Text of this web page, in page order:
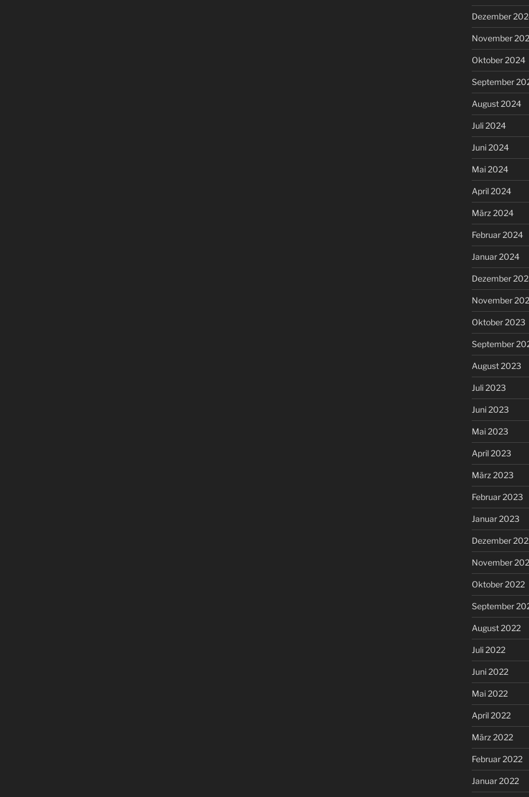
Dezember
November
Oktober 2024
September
August 2024
Juli 2024
Juni 2024
Mai 2024
April 2024
März 2024
Februar 2024
Januar 2024
Dezember
November
Oktober 2023
September
August 2023
Juli 2023
Juni 2023
Mai 2023
April 2023
März 2023
Februar 2023
Januar 2023
Dezember
November
Oktober 2022
September
August 2022
Juli 2022
Juni 2022
Mai 2022
April 2022
März 2022
Februar 2022
Januar 2022